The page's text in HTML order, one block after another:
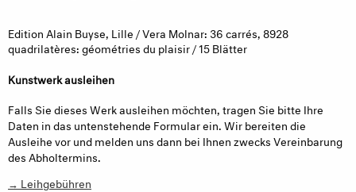
Edition Alain Buyse, Lille / Vera Molnar: 36 carrés, 8928
quadrilatères: géométries du plaisir / 15 Blätter
Kunstwerk ausleihen
Falls Sie dieses Werk ausleihen möchten, tragen Sie bitte Ihre
Daten in das untenstehende Formular ein. Wir bereiten die
Ausleihe vor und melden uns dann bei Ihnen zwecks Vereinbarung
des Abholtermins.
→ Leihgebühren